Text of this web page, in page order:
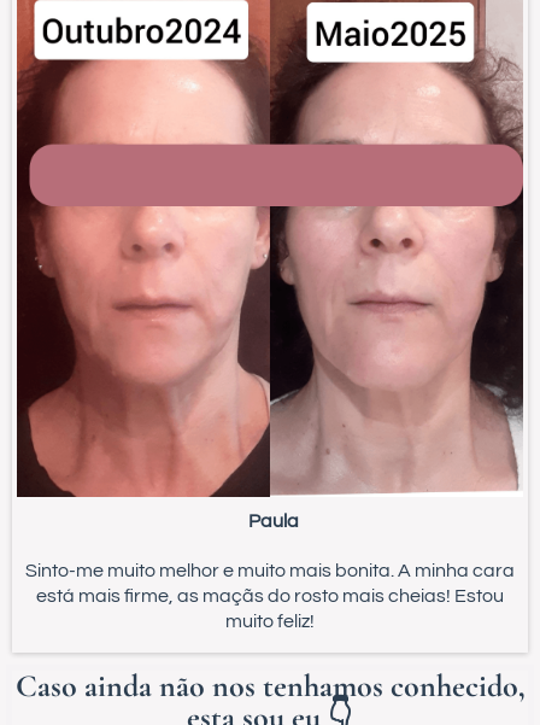
Paula
Sinto-me muito melhor e muito mais bonita. A minha cara
está mais firme, as maçãs do rosto mais cheias! Estou
muito feliz!
Caso ainda não nos tenhamos conhecido,
esta sou eu 👇